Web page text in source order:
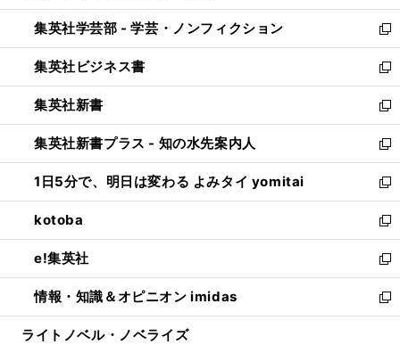
開
く
ウ
で
開
く
ン
ド
ウ
で
開
く
ウ
ィ
ン
ド
ウ
で
開
く
集英社学芸部 - 学芸・ノンフィクション
新
し
い
ウ
ィ
ン
ド
ウ
で
開
く
集英社ビジネス書
新
し
い
ウ
ィ
ン
ド
ウ
で
開
く
集英社新書
新
し
い
ウ
ィ
ン
ド
ウ
で
開
く
集英社新書プラス - 知の水先案内人
新
し
い
ウ
ィ
ン
ド
ウ
で
開
1日5分で、明日は変わる よみタイ yomitai
新
し
い
ウ
ィ
ン
ド
ウ
kotoba
新
し
い
ウ
ィ
ン
e!集英社
新
し
い
ウ
情報・知識＆オピニオン imidas
新
し
ライトノベル・ノベライズ